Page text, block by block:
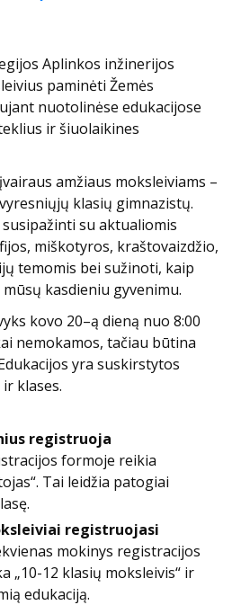
Aplinkos inžinerijos
paminėti Žemės
nuotolinėse edukacijose
ir šiuolaikines
amžiaus moksleiviams –
klasių gimnazistų.
su aktualiomis
miškotyros, kraštovaizdžio,
temomis bei sužinoti, kaip
kasdieniu gyvenimu.
kovo 20–ą dieną nuo 8:00
nemokamos, tačiau būtina
yra suskirstytos
klases.
registruoja
formoje reikia
Tai leidžia patogiai
registruojasi
mokinys registracijos
„10-12 klasių moksleivis“ ir
edukaciją.